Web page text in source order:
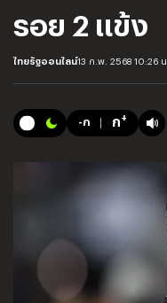
รอย 2 แข้ง
ไทยรัฐออนไลน์13 ก.พ. 2568 10:26 น.
-ก ก+